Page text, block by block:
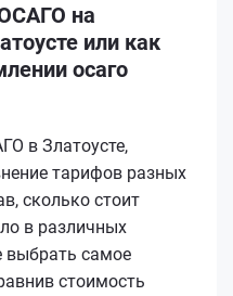
на
или как
осаго
в Златоусте,
тарифов разных
сколько стоит
в различных
выбрать самое
стоимость